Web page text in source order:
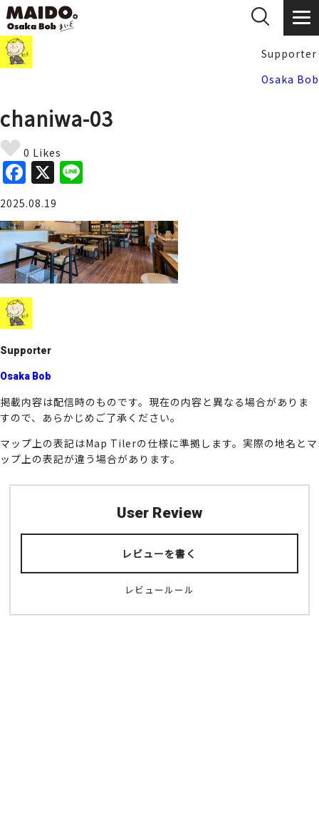
Supporter
Osaka Bob
chaniwa-03
0 Likes
F
a
c
e
b
o
o
k
X
e
2025.08.19
Supporter
Osaka Bob
掲載内容は配信時のものです。現在の内容と異なる場合がありま
すので、あらかじめご了承ください。
マップ上の表記はMap Tilerの仕様に準拠します。実際の地名とマ
ップ上の表記が違う場合があります。
User Review
レビューを書く
レビュールール